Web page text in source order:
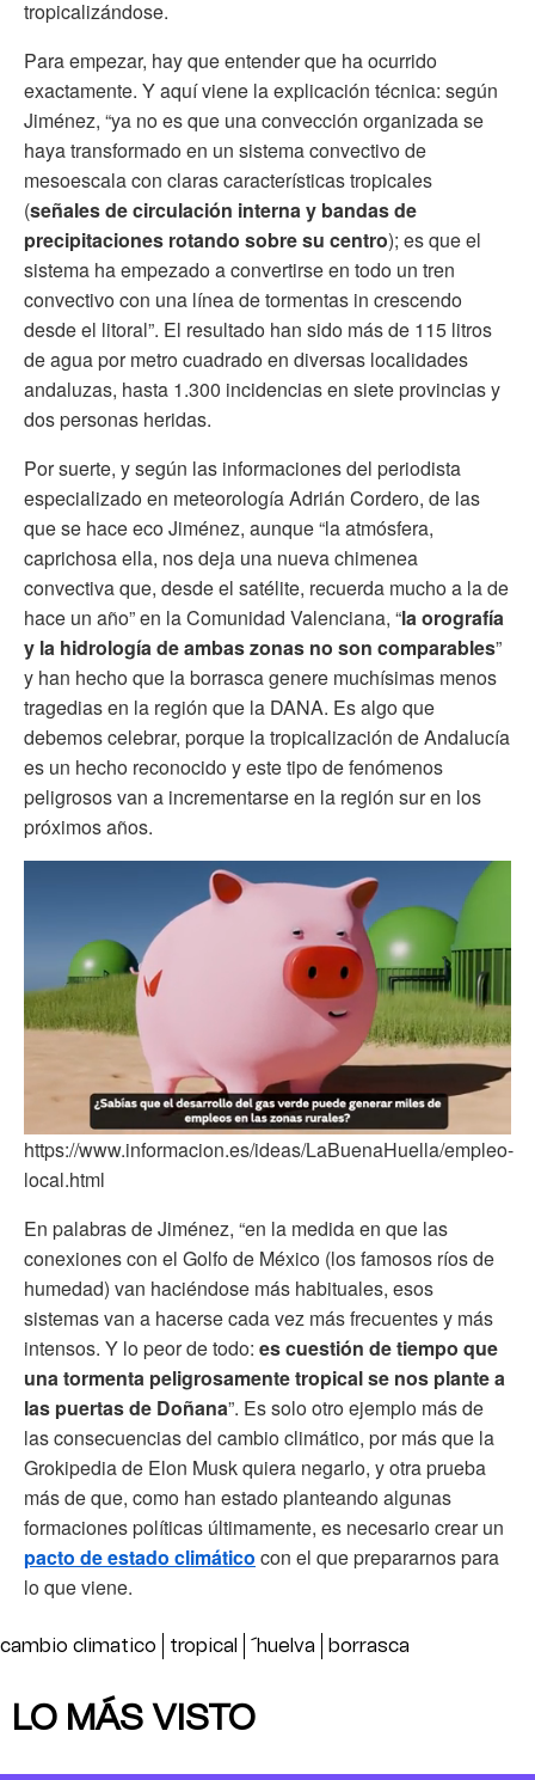
tropicalizándose.
Para empezar, hay que entender que ha ocurrido
exactamente. Y aquí viene la explicación técnica: según
Jiménez, “ya no es que una convección organizada se
haya transformado en un sistema convectivo de
mesoescala con claras características tropicales
(señales de circulación interna y bandas de
precipitaciones rotando sobre su centro); es que el
sistema ha empezado a convertirse en todo un tren
convectivo con una línea de tormentas in crescendo
desde el litoral”. El resultado han sido más de 115 litros
de agua por metro cuadrado en diversas localidades
andaluzas, hasta 1.300 incidencias en siete provincias y
dos personas heridas.
Por suerte, y según las informaciones del periodista
especializado en meteorología Adrián Cordero, de las
que se hace eco Jiménez, aunque “la atmósfera,
caprichosa ella, nos deja una nueva chimenea
convectiva que, desde el satélite, recuerda mucho a la de
hace un año” en la Comunidad Valenciana, “la orografía
y la hidrología de ambas zonas no son comparables”
y han hecho que la borrasca genere muchísimas menos
tragedias en la región que la DANA. Es algo que
debemos celebrar, porque la tropicalización de Andalucía
es un hecho reconocido y este tipo de fenómenos
peligrosos van a incrementarse en la región sur en los
próximos años.
0
of
1
5
seconds
https://www.informacion.es/ideas/LaBuenaHuella/empleo-
local.html
En palabras de Jiménez, “en la medida en que las
conexiones con el Golfo de México (los famosos ríos de
humedad) van haciéndose más habituales, esos
sistemas van a hacerse cada vez más frecuentes y más
intensos. Y lo peor de todo: es cuestión de tiempo que
una tormenta peligrosamente tropical se nos plante a
las puertas de Doñana”. Es solo otro ejemplo más de
las consecuencias del cambio climático, por más que la
Grokipedia de Elon Musk quiera negarlo, y otra prueba
más de que, como han estado planteando algunas
formaciones políticas últimamente, es necesario crear un
pacto de estado climático con el que prepararnos para
lo que viene.
cambio climatico tropical ´huelva borrasca
LO MÁS VISTO